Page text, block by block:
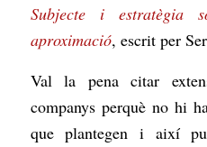
Subjecte i estratègia
aproximació, escrit per
Val la pena citar
companys perquè no hi
que plantegen i així